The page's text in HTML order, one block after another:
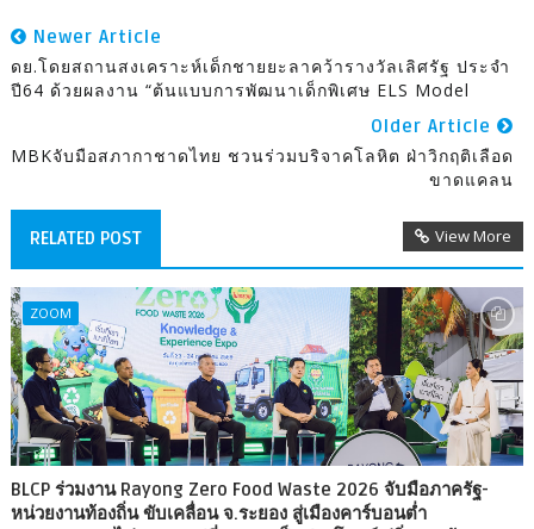
Newer Article
ดย.โดยสถานสงเคราะห์เด็กชายยะลาคว้ารางวัลเลิศรัฐ ประจำ
ปี64 ด้วยผลงาน “ต้นแบบการพัฒนาเด็กพิเศษ ELS Model
Older Article
MBKจับมือสภากาชาดไทย ชวนร่วมบริจาคโลหิต ฝ่าวิกฤติเลือด
ขาดแคลน
RELATED POST View More
ZOOM
BLCP ร่วมงาน Rayong Zero Food Waste 2026 จับมือภาครัฐ-
หน่วยงานท้องถิ่น ขับเคลื่อน จ.ระยอง สู่เมืองคาร์บอนต่ำ